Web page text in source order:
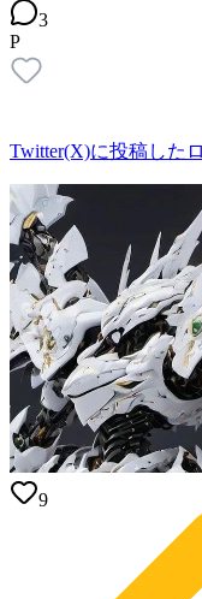
3
P
Twitter(X)に投稿した
9